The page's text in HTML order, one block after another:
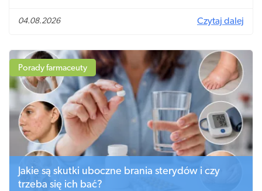
04.08.2026
Czytaj dalej
Porady farmaceuty
Jakie są skutki uboczne brania sterydów i czy
trzeba się ich bać?